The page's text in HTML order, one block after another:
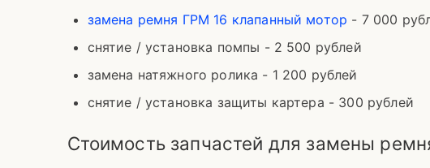
замена ремня ГРМ 16 клапанный мотор - 7 000
снятие / установка помпы - 2 500 рублей
замена натяжного ролика - 1 200 рублей
снятие / установка защиты картера - 300 рублей
Стоимость запчастей для замены